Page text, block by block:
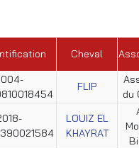
Cheval
FLIP
du
LOUIZ EL
KHAYRAT